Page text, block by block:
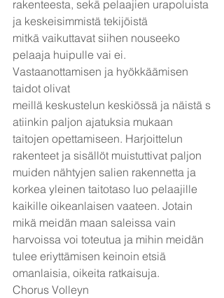
rakenteesta, sekä pelaajien urapoluista
ja keskeisimmistä tekijöistä
mitkä vaikuttavat siihen nouseeko
pelaaja huipulle vai ei.
Vastaanottamisen ja hyökkäämisen
taidot olivat
meillä keskustelun keskiössä ja näistä s
atiinkin paljon ajatuksia mukaan
taitojen opettamiseen. Harjoittelun
rakenteet ja sisällöt muistuttivat paljon
muiden nähtyjen salien rakennetta ja
korkea yleinen taitotaso luo pelaajille
kaikille oikeanlaisen vaateen. Jotain
mikä meidän maan saleissa vain
harvoissa voi toteutua ja mihin meidän
tulee eriyttämisen keinoin etsiä
omanlaisia, oikeita ratkaisuja.
Chorus Volleyn